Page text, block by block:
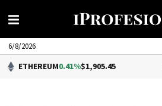
6/8/2026
0.41%$1,905.45